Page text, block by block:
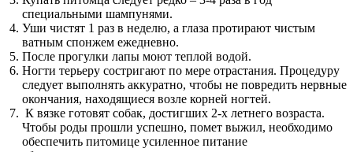
специальными шампунями.
Уши чистят 1 раз в неделю, а глаза протирают чистым
ватным спонжем ежедневно.
После прогулки лапы моют теплой водой.
Ногти терьеру состригают по мере отрастания. Процедуру
следует выполнять аккуратно, чтобы не повредить нервные
окончания, находящиеся возле корней ногтей.
К вязке готовят собак, достигших 2-х летнего возраста.
Чтобы роды прошли успешно, помет выжил, необходимо
обеспечить питомице усиленное питание